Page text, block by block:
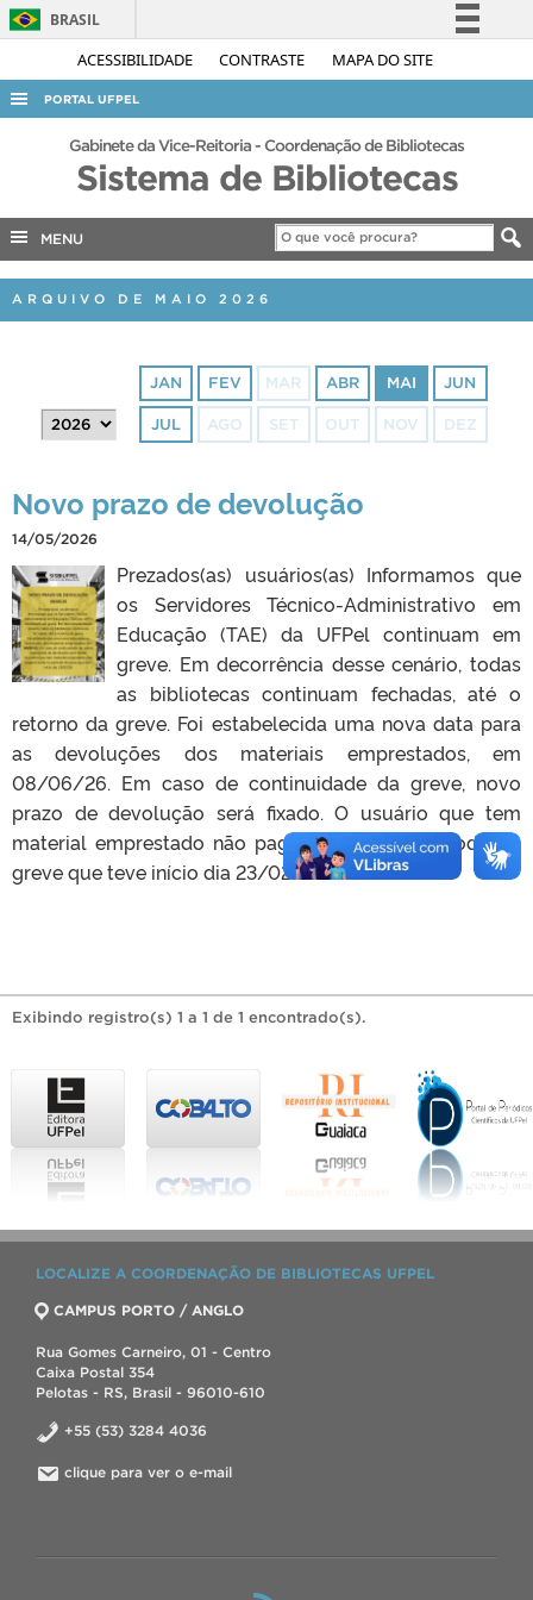
ACESSIBILIDADE CONTRASTE MAPA DO SITE
BRASIL
Simplifique!
Acesso à informação
Canais
PORTAL UFPEL
ACESSO À INFORMAÇÃO
AUDITORIA
COBALTO
CONCURSOS
EDITAIS
PORTARIAS
Gabinete da Vice-Reitoria - Coordenação de Bibliotecas
Sistema de Bibliotecas
MENU
ARQUIVO DE MAIO 2026
JAN FEV MAR ABR MAI JUN
JUL AGO SET OUT NOV DEZ
Novo prazo de devolução
14/05/2026
Prezados(as) usuários(as) Informamos que
os Servidores Técnico-Administrativo em
Educação (TAE) da UFPel continuam em
greve. Em decorrência desse cenário, todas
as bibliotecas continuam fechadas, até o
retorno da greve. Foi estabelecida uma nova data para
as devoluções dos materiais emprestados, em
08/06/26. Em caso de continuidade da greve, novo
prazo de devolução será fixado. O usuário que tem
material emprestado não pagará multa no período da
greve que teve início dia 23/02/26.
Exibindo registro(s) 1 a 1 de 1 encontrado(s).
LOCALIZE A COORDENAÇÃO DE BIBLIOTECAS UFPEL
CAMPUS PORTO / ANGLO
Rua Gomes Carneiro, 01 - Centro
Caixa Postal 354
Pelotas - RS, Brasil - 96010-610
+55 (53) 3284 4036
clique para ver o e-mail